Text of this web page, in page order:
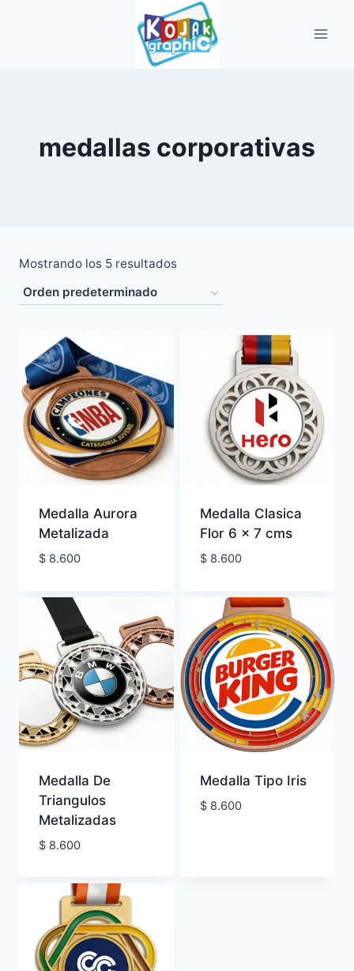
medallas corporativas
Mostrando los 5 resultados
Medalla Aurora
Metalizada
$8.600
Medalla Clasica
Flor 6 x 7 cms
$8.600
Medalla De
Triangulos
Metalizadas
$8.600
Medalla Tipo Iris
$8.600